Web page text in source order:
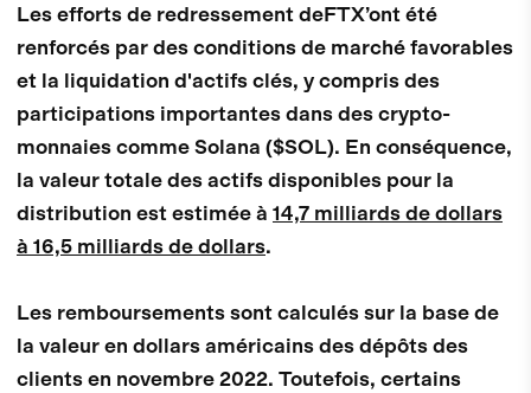
Les efforts de redressement deFTX’ont été
renforcés par des conditions de marché favorables
et la liquidation d'actifs clés, y compris des
participations importantes dans des crypto-
monnaies comme Solana ($SOL). En conséquence,
la valeur totale des actifs disponibles pour la
distribution est estimée à 14,7 milliards de dollars
à 16,5 milliards de dollars.
Les remboursements sont calculés sur la base de
la valeur en dollars américains des dépôts des
clients en novembre 2022. Toutefois, certains